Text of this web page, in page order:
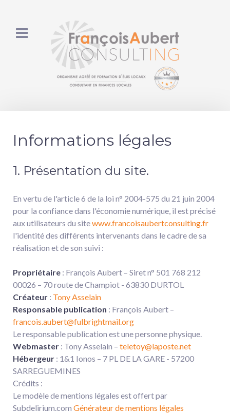
Informations légales
1. Présentation du site.
En vertu de l'article 6 de la loi n° 2004-575 du 21 juin 2004
pour la confiance dans l'économie numérique, il est précisé
aux utilisateurs du sitewww.francoisaubertconsulting.fr
l'identité des différents intervenants dans le cadre de sa
réalisation et de son suivi :
Propriétaire : François Aubert – Siret n° 501 768 212
00026 – 70 route de Champiot - 63830 DURTOL
Créateur : Tony Asselain
Responsable publication : François Aubert –
francois.aubert@fulbrightmail.org
Le responsable publication est une personne physique.
Webmaster : Tony Asselain – teletoy@laposte.net
Hébergeur : 1&1 Ionos – 7 PL DE LA GARE - 57200
SARREGUEMINES
Crédits :
Le modèle de mentions légales est offert par
Subdelirium.com Générateur de mentions légales